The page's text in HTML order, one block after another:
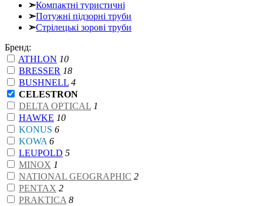
➣Компактні туристичні
➣Потужні підзорні труби
➣Стрілецькі зорові труби
Бренд:
ATHLON 10
BRESSER 18
BUSHNELL 4
CELESTRON
DELTA OPTICAL 1
HAWKE 10
KONUS 6
KOWA 6
LEUPOLD 5
MINOX 1
NATIONAL GEOGRAPHIC 2
PENTAX 2
PRAKTICA 8